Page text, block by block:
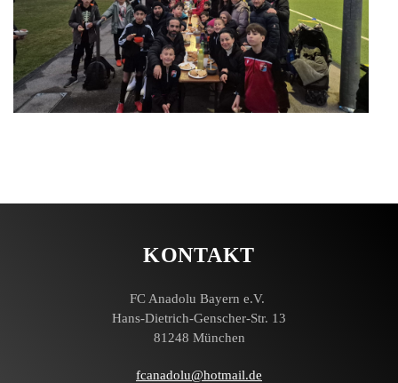
KONTAKT
FC Anadolu Bayern e.V.
Hans-Dietrich-Genscher-Str. 13
81248 München
fcanadolu@hotmail.de